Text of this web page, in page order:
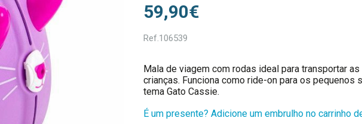
59,90€
Ref.106539
Mala de viagem com rodas ideal para transportar
crianças. Funciona como ride-on para os pequenos
tema Gato Cassie.
É um presente? Adicione um embrulho no carrinho